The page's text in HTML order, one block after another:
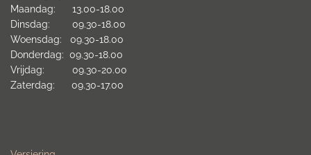
Maandag: 13.00-18.00
Dinsdag: 09.30-18.00
Woensdag: 09.30-18.00
Donderdag: 09.30-18.00
Vrijdag: 09.30-20.00
Zaterdag: 09.30-17.00